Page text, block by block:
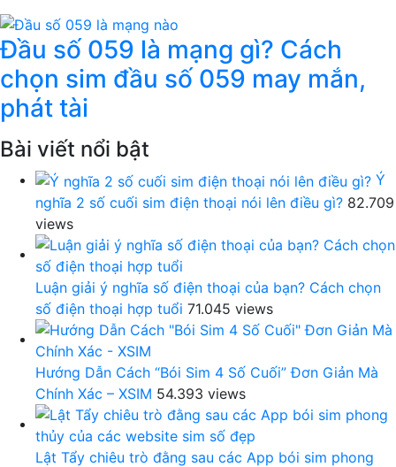
Đầu số 059 là mạng gì? Cách
chọn sim đầu số 059 may mắn,
phát tài
Bài viết nổi bật
Ý
nghĩa 2 số cuối sim điện thoại nói lên điều gì? 82.709
views
Luận giải ý nghĩa số điện thoại của bạn? Cách chọn
số điện thoại hợp tuổi 71.045 views
Hướng Dẫn Cách “Bói Sim 4 Số Cuối” Đơn Giản Mà
Chính Xác – XSIM 54.393 views
Lật Tẩy chiêu trò đằng sau các App bói sim phong